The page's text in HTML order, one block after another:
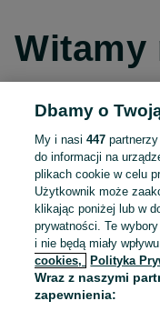
Witamy
Dbamy o
My i nasi447
do informacji na
plikach cookie w celu
Użytkownik może
klikając poniżej lub w
prywatności. Te
i nie będą miały
cookies,
Polityka
Wraz z naszymi
zapewnienia: